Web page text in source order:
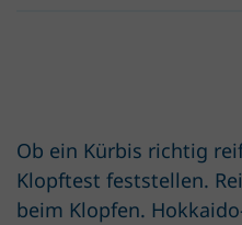
Ob ein Kürbis richtig
Klopftest feststellen.
beim Klopfen.